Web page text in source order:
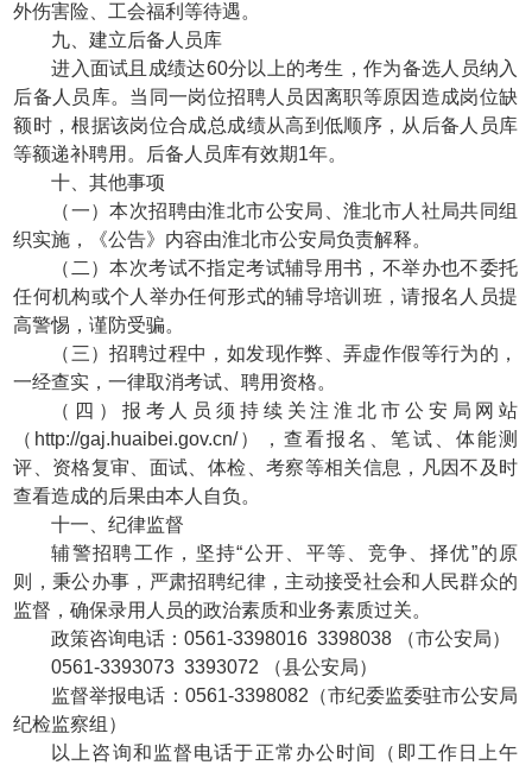
外伤害险、工会福利等待遇。
九、建立后备人员库
进入面试且成绩达60分以上的考生，作为备选人员纳入
后备人员库。当同一岗位招聘人员因离职等原因造成岗位缺
额时，根据该岗位合成总成绩从高到低顺序，从后备人员库
等额递补聘用。后备人员库有效期1年。
十、其他事项
（一）本次招聘由淮北市公安局、淮北市人社局共同组
织实施，《公告》内容由淮北市公安局负责解释。
（二）本次考试不指定考试辅导用书，不举办也不委托
任何机构或个人举办任何形式的辅导培训班，请报名人员提
高警惕，谨防受骗。
（三）招聘过程中，如发现作弊、弄虚作假等行为的，
一经查实，一律取消考试、聘用资格。
（四）报考人员须持续关注淮北市公安局网站
（http://gaj.huaibei.gov.cn/），查看报名、笔试、体能测
评、资格复审、面试、体检、考察等相关信息，凡因不及时
查看造成的后果由本人自负。
十一、纪律监督
辅警招聘工作，坚持“公开、平等、竞争、择优”的原
则，秉公办事，严肃招聘纪律，主动接受社会和人民群众的
监督，确保录用人员的政治素质和业务素质过关。
政策咨询电话：0561-3398016 3398038 （市公安局）
0561-3393073 3393072 （县公安局）
监督举报电话：0561-3398082（市纪委监委驻市公安局
纪检监察组）
以上咨询和监督电话于正常办公时间（即工作日上午